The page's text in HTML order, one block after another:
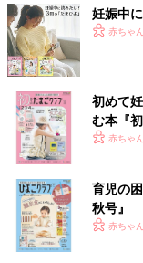
妊娠中
赤ちゃ
初めて
む本『
赤ちゃ
育児の
秋号』
いっぱ
赤ちゃ